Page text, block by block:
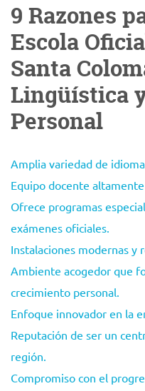
9 Razones
Escola
Santa
Lingüística
Personal
Amplia variedad de
Equipo docente
Ofrece programas
exámenes oficiales.
Instalaciones modernas y
Ambiente acogedor que
crecimiento personal.
Enfoque innovador en la
Reputación de ser un
región.
Compromiso con el